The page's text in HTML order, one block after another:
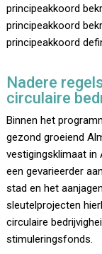
principeakkoord
principeakkoord
principeakkoord
Nadere
circulaire
Binnen het
gezond groeiend
vestigingsklimaat in
een gevarieerder
stad en het
sleutelprojecten
circulaire
stimuleringsfonds.